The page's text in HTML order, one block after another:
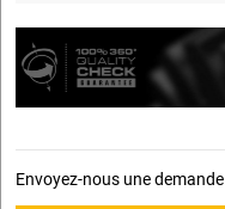
Envoyez-nous une